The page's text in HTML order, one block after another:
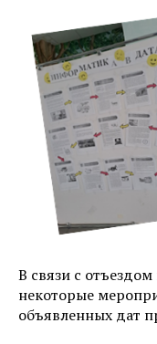
В связи с
некоторые
объявленных дат